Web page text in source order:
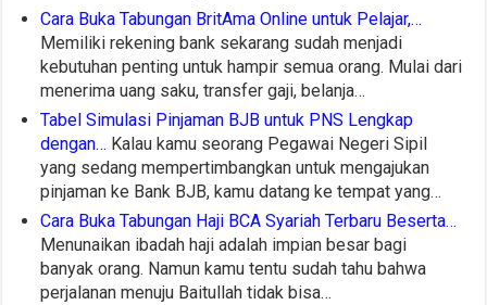
Cara Buka Tabungan BritAma Online untuk Pelajar,…
Memiliki rekening bank sekarang sudah menjadi
kebutuhan penting untuk hampir semua orang. Mulai dari
menerima uang saku, transfer gaji, belanja…
Tabel Simulasi Pinjaman BJB untuk PNS Lengkap
dengan… Kalau kamu seorang Pegawai Negeri Sipil
yang sedang mempertimbangkan untuk mengajukan
pinjaman ke Bank BJB, kamu datang ke tempat yang…
Cara Buka Tabungan Haji BCA Syariah Terbaru Beserta…
Menunaikan ibadah haji adalah impian besar bagi
banyak orang. Namun kamu tentu sudah tahu bahwa
perjalanan menuju Baitullah tidak bisa…